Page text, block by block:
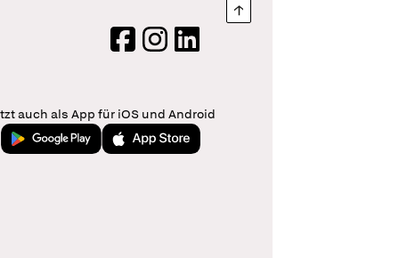
Nach oben springen
FacebookInstagram
LinkedIn
auch als App für iOS und Android
Jetzt bei Google PlayLaden im App Store